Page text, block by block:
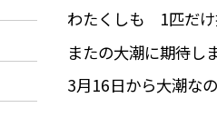
わたくしも 1匹だけ
またの大潮に期待し
3月16日から大潮な